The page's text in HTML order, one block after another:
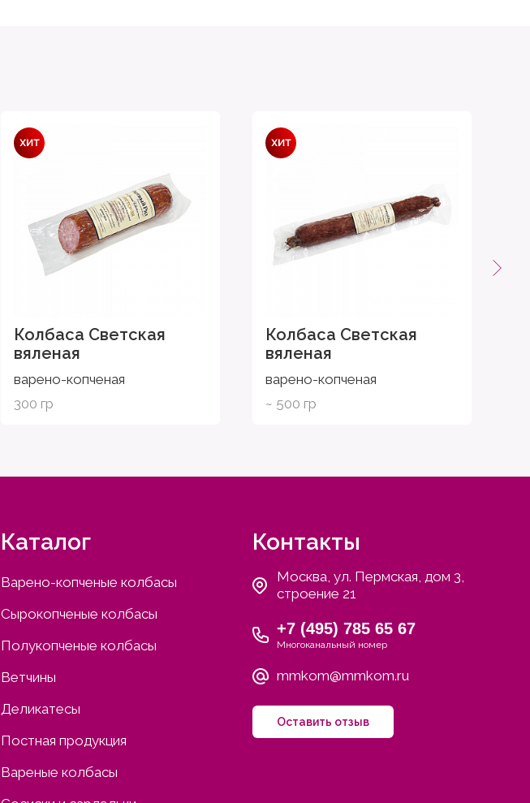
Колбаса Светская
вяленая
варено-копченая
300 гр
Колбаса Светская
вяленая
варено-копченая
~ 500 гр
Каталог
Варено-копченые колбасы
Сырокопченые колбасы
Полукопченые колбасы
Ветчины
Деликатесы
Постная продукция
Вареные колбасы
Контакты
Москва, ул. Пермская, дом 3,
строение 21
+7 (495) 785 65 67
Многоканальный номер
mmkom@mmkom.ru
Оставить отзыв